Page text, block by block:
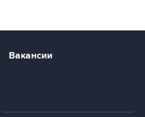
Вакансии